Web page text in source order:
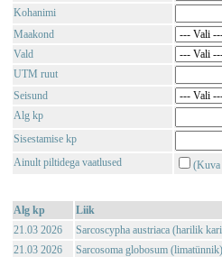
Kohanimi
Maakond
Vald
UTM ruut
Seisund
Alg kp
Sisestamise kp
Ainult piltidega vaatlused
(Kuva
Alg kp
Liik
21.03 2026
Sarcoscypha austriaca (harilik
21.03 2026
Sarcosoma globosum (limatünnik)